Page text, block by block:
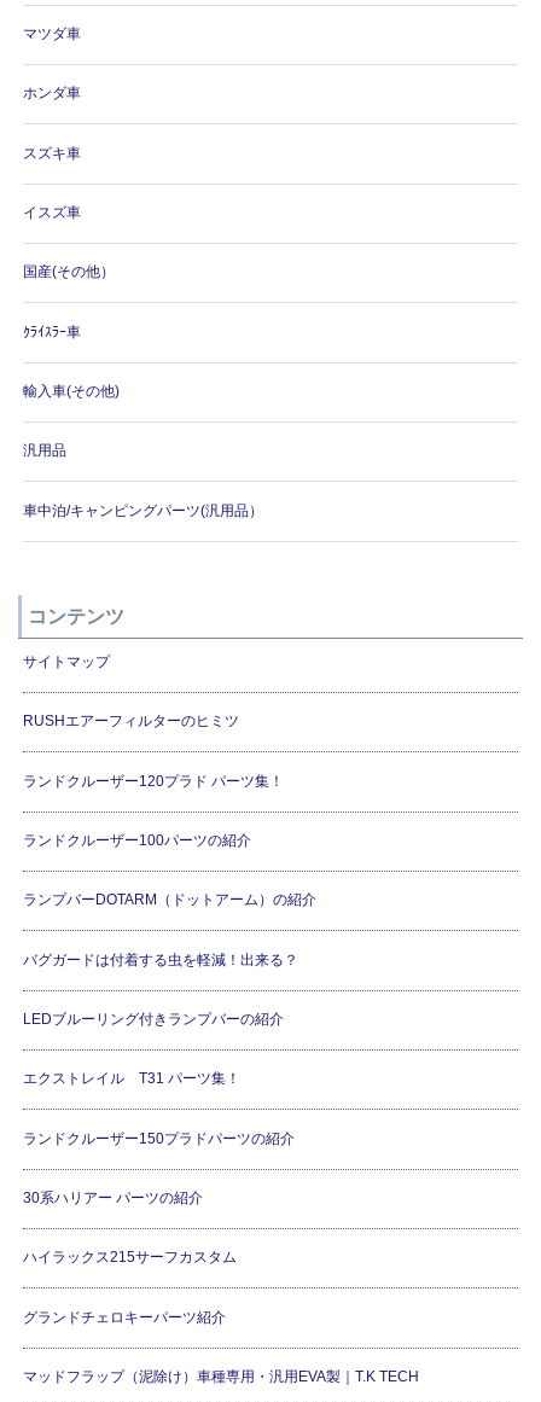
マツダ車
ホンダ車
スズキ車
イスズ車
国産(その他）
ｸﾗｲｽﾗｰ車
輸入車(その他)
汎用品
車中泊/キャンピングパーツ(汎用品）
コンテンツ
サイトマップ
RUSHエアーフィルターのヒミツ
ランドクルーザー120プラド パーツ集！
ランドクルーザー100パーツの紹介
ランプバーDOTARM（ドットアーム）の紹介
バグガードは付着する虫を軽減！出来る？
LEDブルーリング付きランプバーの紹介
エクストレイル T31 パーツ集！
ランドクルーザー150プラドパーツの紹介
30系ハリアー パーツの紹介
ハイラックス215サーフカスタム
グランドチェロキーパーツ紹介
マッドフラップ（泥除け）車種専用・汎用EVA製｜T.K TECH